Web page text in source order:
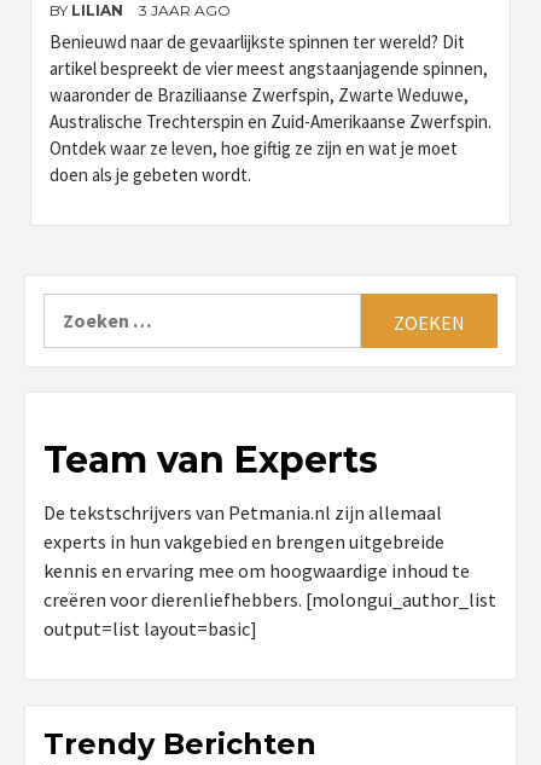
BY LILIAN 3 JAAR AGO
Benieuwd naar de gevaarlijkste spinnen ter wereld? Dit
artikel bespreekt de vier meest angstaanjagende spinnen,
waaronder de Braziliaanse Zwerfspin, Zwarte Weduwe,
Australische Trechterspin en Zuid-Amerikaanse Zwerfspin.
Ontdek waar ze leven, hoe giftig ze zijn en wat je moet
doen als je gebeten wordt.
Team van Experts
De tekstschrijvers van Petmania.nl zijn allemaal
experts in hun vakgebied en brengen uitgebreide
kennis en ervaring mee om hoogwaardige inhoud te
creëren voor dierenliefhebbers. [molongui_author_list
output=list layout=basic]
Trendy Berichten